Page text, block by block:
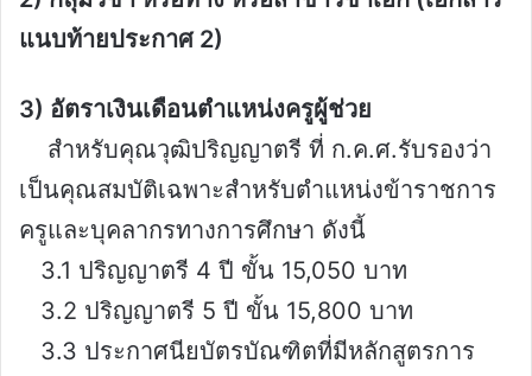
แนบท้ายประกาศ 2)
3) อัตราเงินเดือนตำแหน่งครูผู้ช่วย
สำหรับคุณวุฒิปริญญาตรี ที่ ก.ค.ศ.รับรองว่า
เป็นคุณสมบัติเฉพาะสำหรับตำแหน่งข้าราชการ
ครูและบุคลากรทางการศึกษา ดังนี้
3.1 ปริญญาตรี 4 ปี ขั้น 15,050 บาท
3.2 ปริญญาตรี 5 ปี ขั้น 15,800 บาท
3.3 ประกาศนียบัตรบัณฑิตที่มีหลักสูตรการ